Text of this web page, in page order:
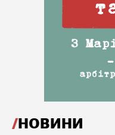
НОВИНИ